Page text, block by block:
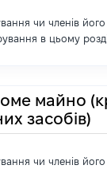
чи членів його
в цьому
майно
засобів)
чи членів його